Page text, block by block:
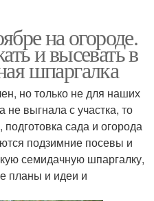
на огороде.
и высевать в
шпаргалка
но только не для наших
не выгнала с участка, то
сада и огорода
подзимние посевы и
семидачную шпаргалку,
планы и идеи и